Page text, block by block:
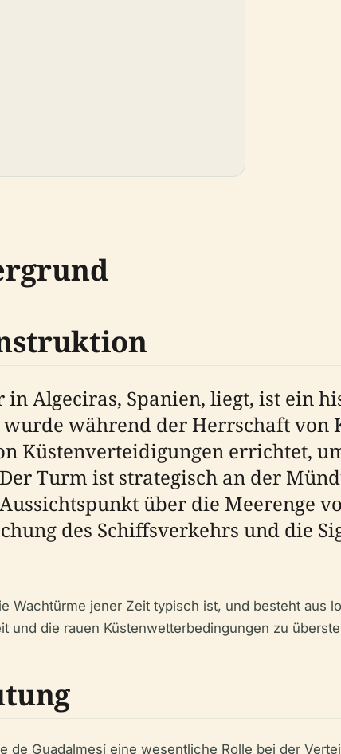
in Algeciras, Spanien, liegt, ist ein
während der Herrschaft von
Küstenverteidigungen errichtet,
Turm ist strategisch an der
über die Meerenge
des Schiffsverkehrs und die
Wachtürme jener Zeit typisch ist, und besteht aus
und die rauen Küstenwetterbedingungen zu
de Guadalmesí eine wesentliche Rolle bei der